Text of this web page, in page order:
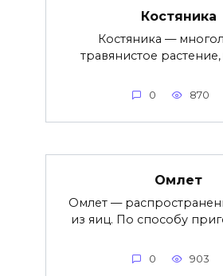
Костяника
Костяника —
травянистое
0 870
Омлет
Омлет —
из яиц. По способу
0 903